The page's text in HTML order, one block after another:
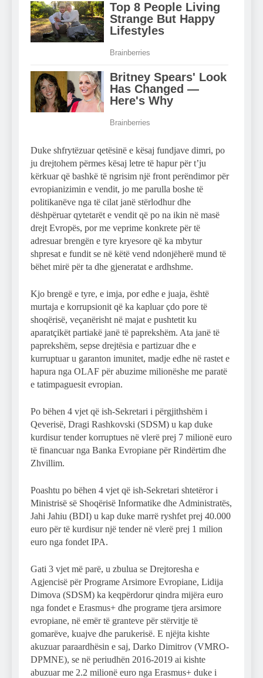
Duke shfrytëzuar qetësinë e kësaj fundjave dimri, po
ju drejtohem përmes kësaj letre të hapur për t’ju
kërkuar që bashkë të ngrisim një front perëndimor për
evropianizimin e vendit, jo me parulla boshe të
politikanëve nga të cilat janë stërlodhur dhe
dëshpëruar qytetarët e vendit që po na ikin në masë
drejt Evropës, por me veprime konkrete për të
adresuar brengën e tyre kryesore që ka mbytur
shpresat e fundit se në këtë vend ndonjëherë mund të
bëhet mirë për ta dhe gjeneratat e ardhshme.
Kjo brengë e tyre, e imja, por edhe e juaja, është
murtaja e korrupsionit që ka kapluar çdo pore të
shoqërisë, veçanërisht në majat e pushtetit ku
aparatçikët partiakë janë të paprekshëm. Ata janë të
paprekshëm, sepse drejtësia e partizuar dhe e
kurruptuar u garanton imunitet, madje edhe në rastet e
hapura nga OLAF për abuzime milionëshe me paratë
e tatimpaguesit evropian.
Po bëhen 4 vjet që ish-Sekretari i përgjithshëm i
Qeverisë, Dragi Rashkovski (SDSM) u kap duke
kurdisur tender korruptues në vlerë prej 7 milionë euro
të financuar nga Banka Evropiane për Rindërtim dhe
Zhvillim.
Poashtu po bëhen 4 vjet që ish-Sekretari shtetëror i
Ministrisë së Shoqërisë Informatike dhe Administratës,
Jahi Jahiu (BDI) u kap duke marrë ryshfet prej 40.000
euro për të kurdisur një tender në vlerë prej 1 milion
euro nga fondet IPA.
Gati 3 vjet më parë, u zbulua se Drejtoresha e
Agjencisë për Programe Arsimore Evropiane, Lidija
Dimova (SDSM) ka keqpërdorur qindra mijëra euro
nga fondet e Erasmus+ dhe programe tjera arsimore
evropiane, në emër të granteve për stërvitje të
gomarëve, kuajve dhe parukerisë. E njëjta kishte
akuzuar paraardhësin e saj, Darko Dimitrov (VMRO-
DPMNE), se në periudhën 2016-2019 ai kishte
abuzuar me 2.2 milionë euro nga Erasmus+ duke i